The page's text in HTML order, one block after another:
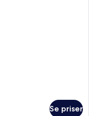
Se priser